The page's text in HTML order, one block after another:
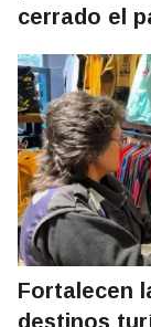
cerrado el
Fortalecen
destinos